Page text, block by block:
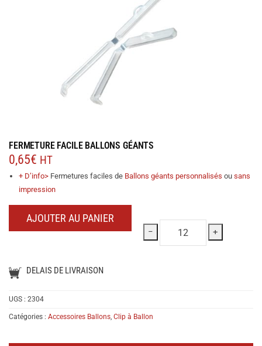
FERMETURE FACILE BALLONS GÉANTS
0,65€ HT
+ D’info> Fermetures faciles de Ballons géants personnalisés ou sans
impression
− +
AJOUTER AU PANIER
DELAIS DE LIVRAISON
UGS : 2304
Catégories : Accessoires Ballons, Clip à Ballon